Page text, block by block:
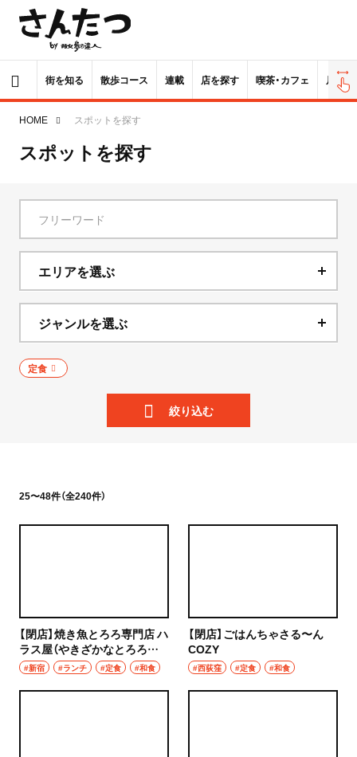
街を知る 散歩コース 連載 店を探す 喫茶・カフェ 居酒屋
HOME スポットを探す
スポットを探す
エリアを選ぶ
北海道
青森県
岩手県
山形県
福島県
守谷
取手
ジャンルを選ぶ
ニュース
喫茶・カフェ
コーヒー
ラーメン・つけ麺
ラーメン
定食
絞り込む
25〜48件（全240件）
【閉店】焼き魚とろろ専門店 ハ
ラス屋（やきざかなとろろせ
んもんてん はらすや）
#新宿 #ランチ #定食 #和食
【閉店】ごはんちゃさる〜ん
COZY
#西荻窪 #定食 #和食